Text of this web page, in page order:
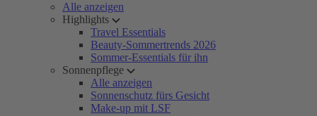
Alle anzeigen
Highlights
Travel Essentials
Beauty-Sommertrends 2026
Sommer-Essentials für ihn
Sonnenpflege
Alle anzeigen
Sonnenschutz fürs Gesicht
Make-up mit LSF